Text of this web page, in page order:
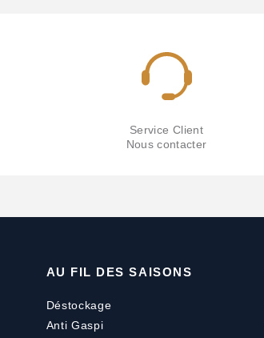
Service Client
Nous contacter
AU FIL DES SAISONS
Déstockage
Anti Gaspi